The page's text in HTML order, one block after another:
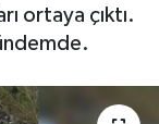
ortaya çıktı.